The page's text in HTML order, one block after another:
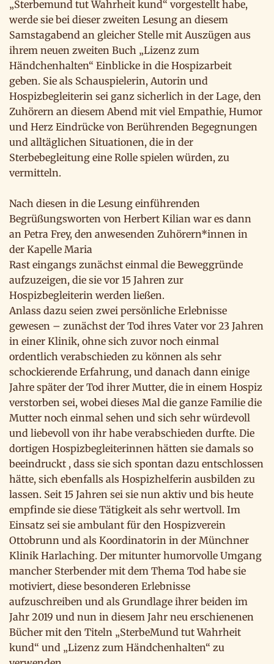
„Sterbemund tut Wahrheit kund“ vorgestellt habe,
werde sie bei dieser zweiten Lesung an diesem
Samstagabend an gleicher Stelle mit Auszügen aus
ihrem neuen zweiten Buch „Lizenz zum
Händchenhalten“ Einblicke in die Hospizarbeit
geben. Sie als Schauspielerin, Autorin und
Hospizbegleiterin sei ganz sicherlich in der Lage, den
Zuhörern an diesem Abend mit viel Empathie, Humor
und Herz Eindrücke von Berührenden Begegnungen
und alltäglichen Situationen, die in der
Sterbebegleitung eine Rolle spielen würden, zu
vermitteln.
Nach diesen in die Lesung einführenden
Begrüßungsworten von Herbert Kilian war es dann
an Petra Frey, den anwesenden Zuhörern*innen in
der Kapelle Maria
Rast eingangs zunächst einmal die Beweggründe
aufzuzeigen, die sie vor 15 Jahren zur
Hospizbegleiterin werden ließen.
Anlass dazu seien zwei persönliche Erlebnisse
gewesen – zunächst der Tod ihres Vater vor 23 Jahren
in einer Klinik, ohne sich zuvor noch einmal
ordentlich verabschieden zu können als sehr
schockierende Erfahrung, und danach dann einige
Jahre später der Tod ihrer Mutter, die in einem Hospiz
verstorben sei, wobei dieses Mal die ganze Familie die
Mutter noch einmal sehen und sich sehr würdevoll
und liebevoll von ihr habe verabschieden durfte. Die
dortigen Hospizbegleiterinnen hätten sie damals so
beeindruckt , dass sie sich spontan dazu entschlossen
hätte, sich ebenfalls als Hospizhelferin ausbilden zu
lassen. Seit 15 Jahren sei sie nun aktiv und bis heute
empfinde sie diese Tätigkeit als sehr wertvoll. Im
Einsatz sei sie ambulant für den Hospizverein
Ottobrunn und als Koordinatorin in der Münchner
Klinik Harlaching. Der mitunter humorvolle Umgang
mancher Sterbender mit dem Thema Tod habe sie
motiviert, diese besonderen Erlebnisse
aufzuschreiben und als Grundlage ihrer beiden im
Jahr 2019 und nun in diesem Jahr neu erschienenen
Bücher mit den Titeln „SterbeMund tut Wahrheit
kund“ und „Lizenz zum Händchenhalten“ zu